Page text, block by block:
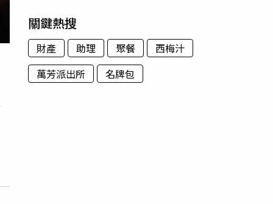
關鍵熱搜
財產 助理 聚餐
西梅汁
萬芳派出所
名牌包